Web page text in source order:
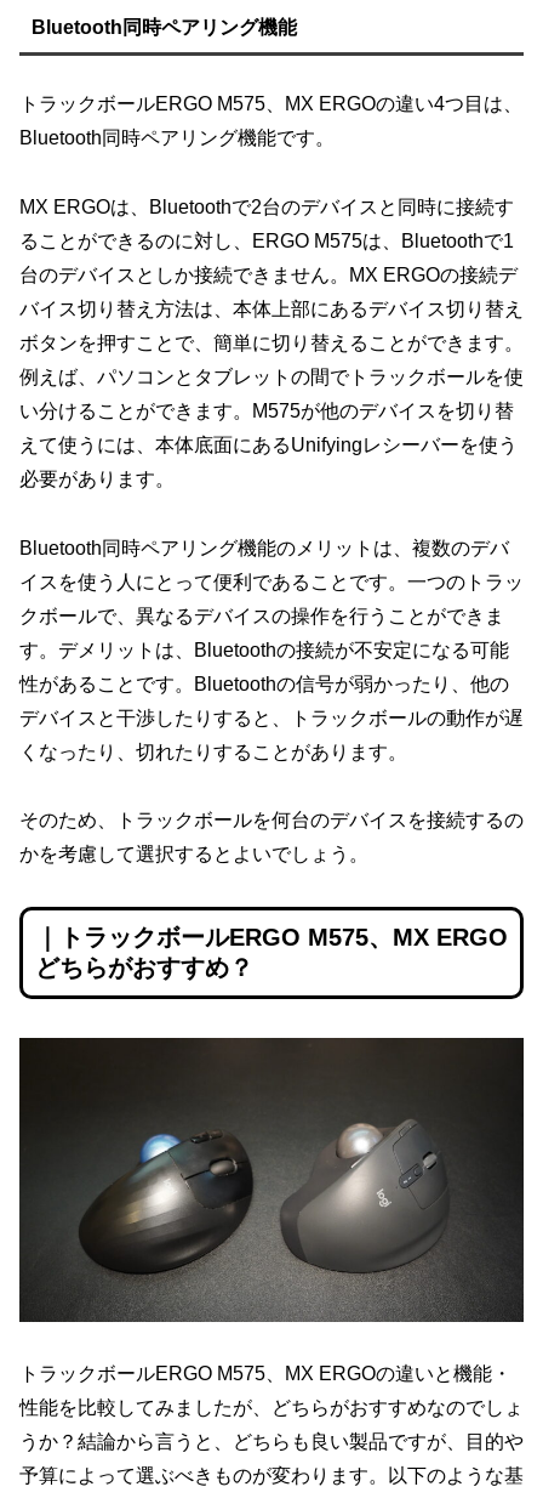
Bluetooth同時ペアリング機能
トラックボールERGO M575、MX ERGOの違い4つ目は、
Bluetooth同時ペアリング機能です。
MX ERGOは、Bluetoothで2台のデバイスと同時に接続す
ることができるのに対し、ERGO M575は、Bluetoothで1
台のデバイスとしか接続できません。MX ERGOの接続デ
バイス切り替え方法は、本体上部にあるデバイス切り替え
ボタンを押すことで、簡単に切り替えることができます。
例えば、パソコンとタブレットの間でトラックボールを使
い分けることができます。M575が他のデバイスを切り替
えて使うには、本体底面にあるUnifyingレシーバーを使う
必要があります。
Bluetooth同時ペアリング機能のメリットは、複数のデバ
イスを使う人にとって便利であることです。一つのトラッ
クボールで、異なるデバイスの操作を行うことができま
す。デメリットは、Bluetoothの接続が不安定になる可能
性があることです。Bluetoothの信号が弱かったり、他の
デバイスと干渉したりすると、トラックボールの動作が遅
くなったり、切れたりすることがあります。
そのため、トラックボールを何台のデバイスを接続するの
かを考慮して選択するとよいでしょう。
｜トラックボールERGO M575、MX ERGO
どちらがおすすめ？
トラックボールERGO M575、MX ERGOの違いと機能・
性能を比較してみましたが、どちらがおすすめなのでしょ
うか？結論から言うと、どちらも良い製品ですが、目的や
予算によって選ぶべきものが変わります。以下のような基